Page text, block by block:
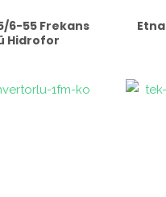
6-55 Frekans
Hidrofor